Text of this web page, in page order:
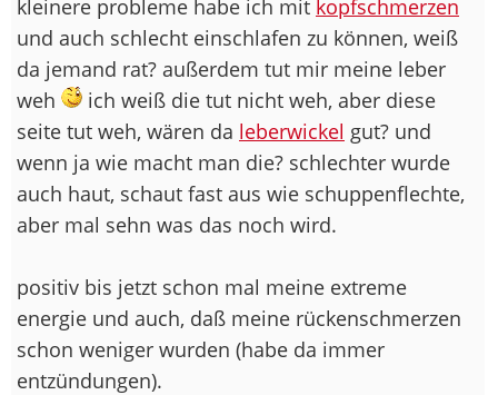
kleinere probleme habe ich mit kopfschmerzen
und auch schlecht einschlafen zu können, weiß
da jemand rat? außerdem tut mir meine leber
weh
ich weiß die tut nicht weh, aber diese
seite tut weh, wären da leberwickel gut? und
wenn ja wie macht man die? schlechter wurde
auch haut, schaut fast aus wie schuppenflechte,
aber mal sehn was das noch wird.
positiv bis jetzt schon mal meine extreme
energie und auch, daß meine rückenschmerzen
schon weniger wurden (habe da immer
entzündungen).